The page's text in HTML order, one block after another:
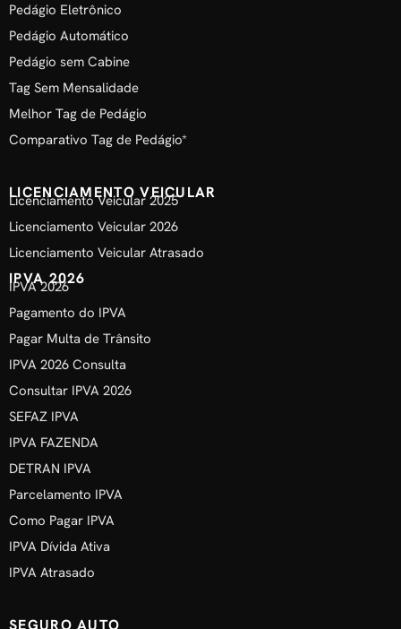
Pedágio Eletrônico
Pedágio Automático
Pedágio sem Cabine
Tag Sem Mensalidade
Melhor Tag de Pedágio
Comparativo Tag de Pedágio*
LICENCIAMENTO VEICULAR
Licenciamento Veicular 2025
Licenciamento Veicular 2026
Licenciamento Veicular Atrasado
IPVA 2026
IPVA 2026
Pagamento do IPVA
Pagar Multa de Trânsito
IPVA 2026 Consulta
Consultar IPVA 2026
SEFAZ IPVA
IPVA FAZENDA
DETRAN IPVA
Parcelamento IPVA
Como Pagar IPVA
IPVA Dívida Ativa
IPVA Atrasado
SEGURO AUTO